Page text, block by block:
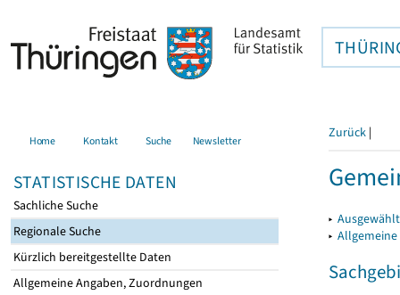
Home Kontakt Suche Newsletter
STATISTISCHE DATEN
Sachliche Suche
Regionale Suche
Kürzlich bereitgestellte Daten
Allgemeine Angaben, Zuordnungen
Zurück |
▸
▸